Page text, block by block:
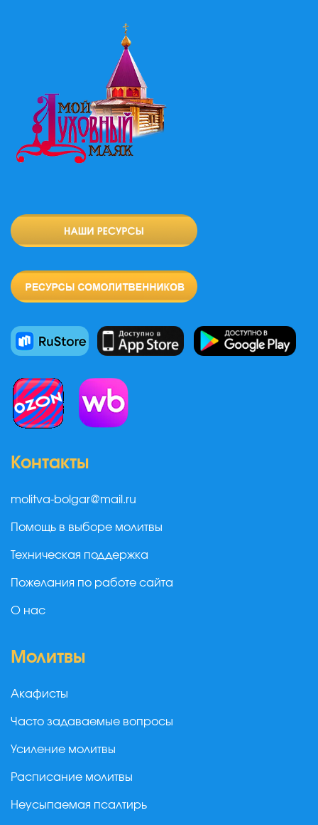
Контакты
molitva-bolgar@mail.ru
Помощь в выборе молитвы
Техническая поддержка
Пожелания по работе сайта
О нас
Молитвы
Акафисты
Часто задаваемые вопросы
Усиление молитвы
Расписание молитвы
Неусыпаемая псалтирь